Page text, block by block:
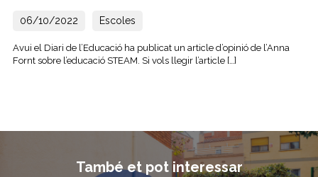
06/10/2022 Escoles
Avui el Diari de l’Educació ha publicat un article d’opinió de l’Anna
Fornt sobre l’educació STEAM. Si vols llegir l’article […]
També et pot interessar